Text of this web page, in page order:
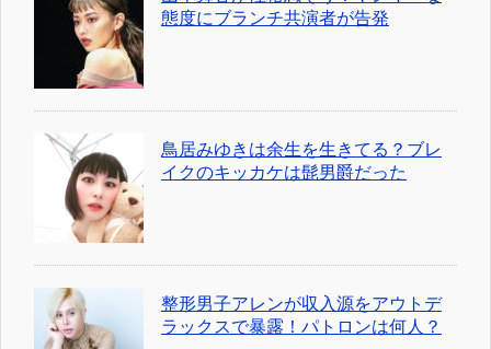
態度にブランチ共演者が告発
鳥居みゆきは余生を生きてる？ブレ
イクのキッカケは髭男爵だった
整形男子アレンが収入源をアウトデ
ラックスで暴露！パトロンは何人？